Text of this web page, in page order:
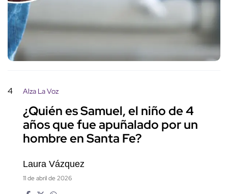
4 Alza La Voz
¿Quién es Samuel, el niño de 4
años que fue apuñalado por un
hombre en Santa Fe?
Laura Vázquez
11 de abril de 2026